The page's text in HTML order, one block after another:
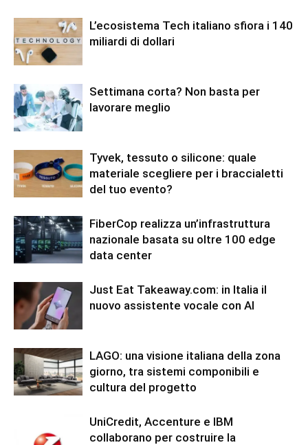
L’ecosistema Tech italiano sfiora i 140
miliardi di dollari
Settimana corta? Non basta per
lavorare meglio
Tyvek, tessuto o silicone: quale
materiale scegliere per i braccialetti
del tuo evento?
FiberCop realizza un’infrastruttura
nazionale basata su oltre 100 edge
data center
Just Eat Takeaway.com: in Italia il
nuovo assistente vocale con AI
LAGO: una visione italiana della zona
giorno, tra sistemi componibili e
cultura del progetto
UniCredit, Accenture e IBM
collaborano per costruire la